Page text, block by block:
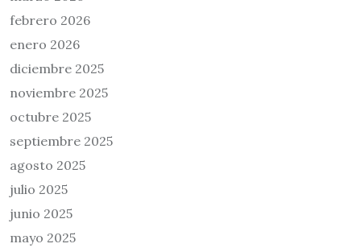
febrero 2026
enero 2026
diciembre 2025
noviembre 2025
octubre 2025
septiembre 2025
agosto 2025
julio 2025
junio 2025
mayo 2025